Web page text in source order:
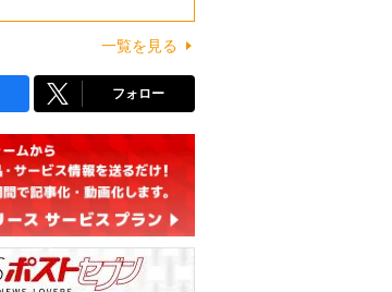
一覧を見る
フォロー